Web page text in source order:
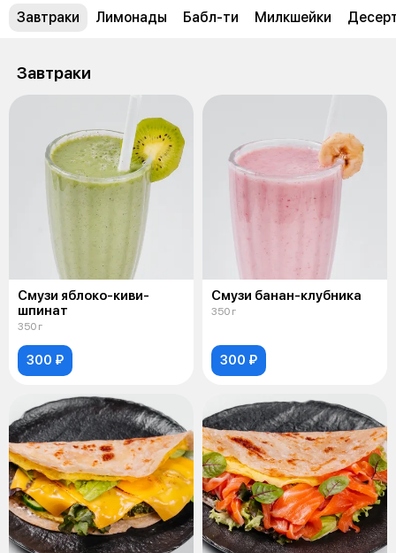
Завтраки Лимонады Бабл-ти Милкшейки
Завтраки
Смузи яблоко-киви-
шпинат
350 г
300 ₽
Смузи банан-клубника
350 г
300 ₽